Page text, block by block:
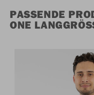
PASSENDE
ONE